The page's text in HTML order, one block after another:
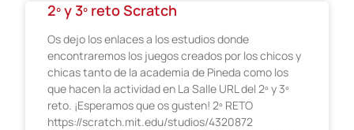
2º y 3º reto Scratch
Os dejo los enlaces a los estudios donde
encontraremos los juegos creados por los chicos y
chicas tanto de la academia de Pineda como los
que hacen la actividad en La Salle URL del 2º y 3º
reto. ¡Esperamos que os gusten! 2º RETO
https://scratch.mit.edu/studios/4320872